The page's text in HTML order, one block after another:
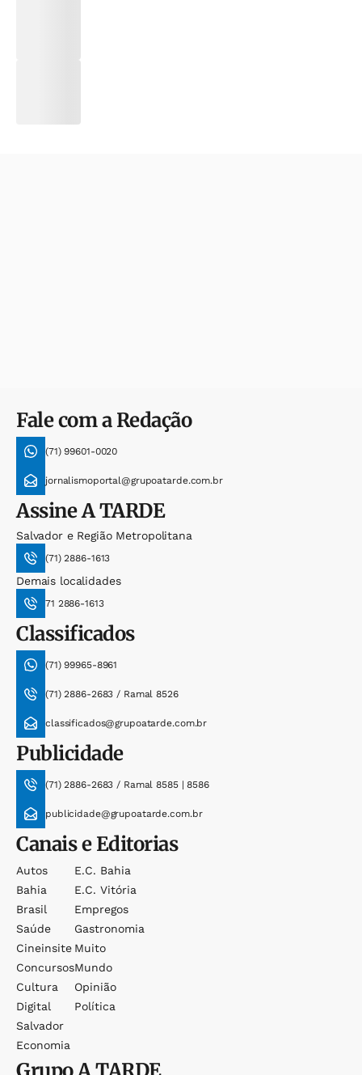
Fale com a Redação
(71) 99601-0020
jornalismoportal@grupoatarde.com.br
AssineA TARDE
Salvador e Região Metropolitana
(71) 2886-1613
Demais localidades
71 2886-1613
Classificados
(71) 99965-8961
(71) 2886-2683 / Ramal 8526
classificados@grupoatarde.com.br
Publicidade
(71) 2886-2683 / Ramal 8585 | 8586
publicidade@grupoatarde.com.br
Canais e Editorias
Autos
Bahia
Brasil
Saúde
Cineinsite
Concursos
Cultura
Digital
Salvador
Economia
E.c. Bahia
E.c. Vitória
Empregos
Gastronomia
Muito
Mundo
Opinião
Política